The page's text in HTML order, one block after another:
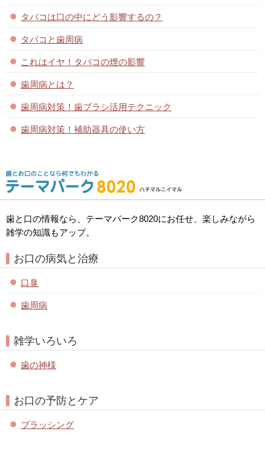
タバコは口の中にどう影響するの？
タバコと歯周病
これはイヤ！タバコの煙の影響
歯周病とは？
歯周病対策！歯ブラシ活用テクニック
歯周病対策！補助器具の使い方
歯と口の情報なら、テーマパーク8020にお任せ、楽しみながら
雑学の知識もアップ。
お口の病気と治療
口臭
歯周病
雑学いろいろ
歯の神様
お口の予防とケア
ブラッシング